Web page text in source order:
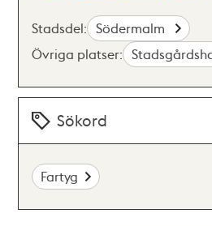
Stadsdel: Södermalm
Övriga platser:
Sökord
Fartyg